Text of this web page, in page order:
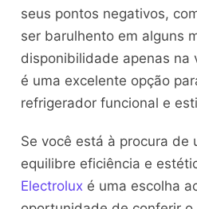
seus pontos negativos,
ser barulhento em alguns
disponibilidade apenas na
é uma excelente opção
refrigerador funcional e
Se você está à procura de
equilibre eficiência e
Electrolux é uma escolha